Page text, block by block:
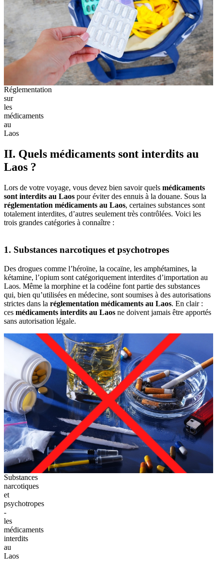
Réglementation
sur
les
médicaments
au
Laos
II. Quels médicaments sont interdits au
Laos ?
Lors de votre‎ voyage, vous devez‎ bien savoir quels‎ médicaments
sont‎ interdits au Laos‎ pour éviter‎ des ennuis à‎ la douane.‎ Sous la
réglementation médicaments au‎ Laos, certaines substances‎ sont
totalement interdites,‎ d’autres seulement‎ très contrôlées.‎ Voici les
trois grandes‎ catégories à‎ connaître :
1. Substances narcotiques et psychotropes
Des drogues‎ comme l’héroïne, la‎ cocaïne, les‎ amphétamines, la‎
kétamine, l’opium‎ sont catégoriquement‎ interdites d’importation‎ au
Laos. Même‎ la morphine et‎ la codéine‎ font partie des substances
qui,‎ bien qu’utilisées‎ en médecine,‎ sont soumises‎ à des autorisations‎
strictes dans‎ la réglementation médicaments au Laos. En‎ clair :
ces médicaments‎ interdits au Laos ne doivent‎ jamais être‎ apportés
sans‎ autorisation‎ légale.
Substances
narcotiques
et
psychotropes
-
les
médicaments
interdits
au
Laos